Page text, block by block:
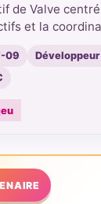
de Valve
et la
09